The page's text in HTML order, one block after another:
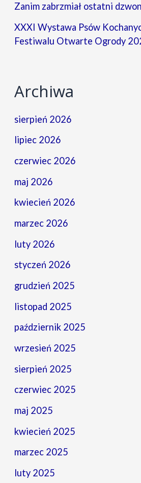
Zanim zabrzmiał ostatni
XXXI Wystawa Psów
Festiwalu Otwarte Ogrody
Archiwa
sierpień 2026
lipiec 2026
czerwiec 2026
maj 2026
kwiecień 2026
marzec 2026
luty 2026
styczeń 2026
grudzień 2025
listopad 2025
październik 2025
wrzesień 2025
sierpień 2025
czerwiec 2025
maj 2025
kwiecień 2025
marzec 2025
luty 2025